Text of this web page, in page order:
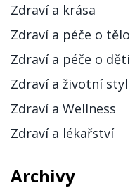
Zdraví a krása
Zdraví a péče o tělo
Zdraví a péče o děti
Zdraví a životní styl
Zdraví a Wellness
Zdraví a lékařství
Archivy